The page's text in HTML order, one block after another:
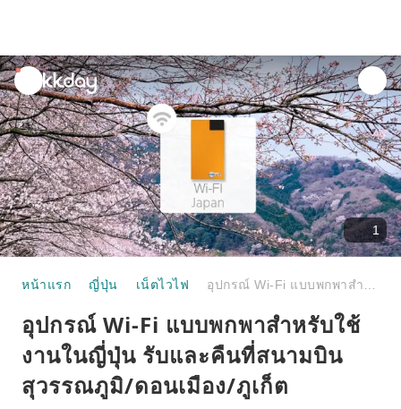
unread
notifications
1
หน้าแรก ญี่ปุ่น เน็ตไวไฟ
อุปกรณ์ Wi-Fi แบบพกพาสำหรับใช้
งานในญี่ปุ่น รับและคืนที่สนามบิน
สุวรรณภูมิ/ดอนเมือง/ภูเก็ต